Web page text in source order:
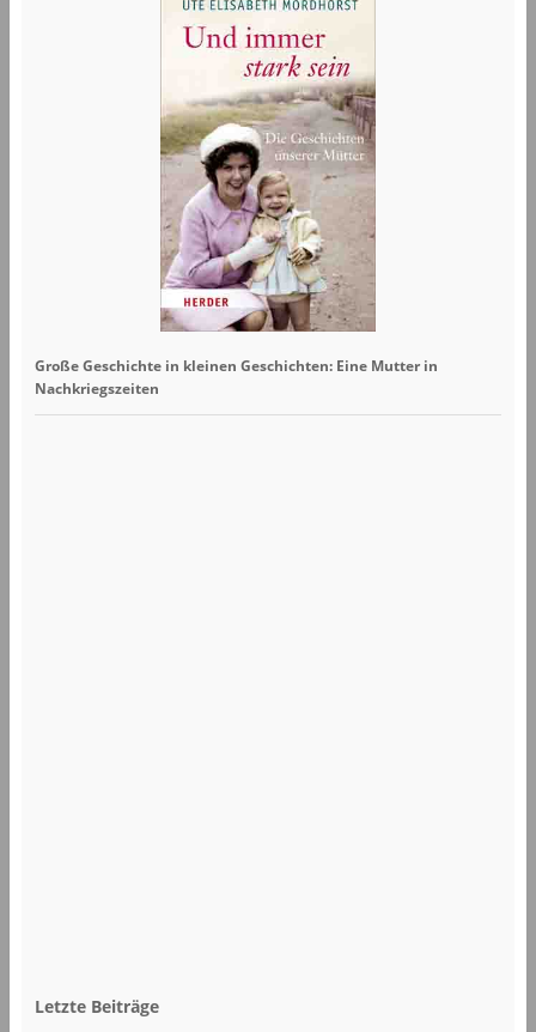
Große Geschichte in kleinen Geschichten: Eine Mutter in
Nachkriegszeiten
Letzte Beiträge